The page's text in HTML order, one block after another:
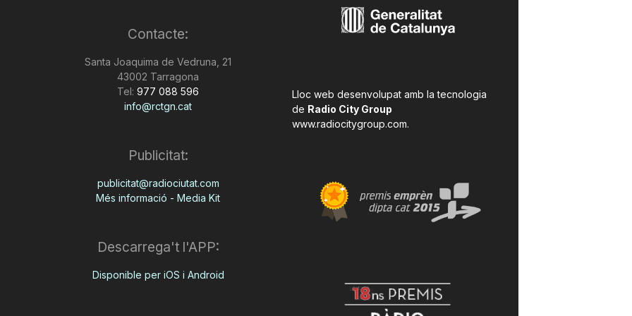
Contacte:
Santa Joaquima de Vedruna, 21
43002 Tarragona
Tel: 977 088 596
info@rctgn.cat
Publicitat:
publicitat@radiociutat.com
Més informació - Media Kit
Descarrega't l'APP:
Disponible per iOS i Android
Lloc web desenvolupat amb la tecnologia
de Radio City Group
www.radiocitygroup.com.